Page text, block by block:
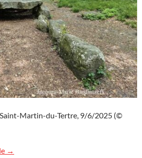
Saint-Martin-du-Tertre, 9/6/2025 (©
Des mégalithes dans le Val-d’Oise
→